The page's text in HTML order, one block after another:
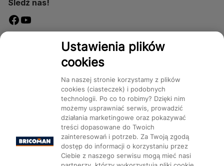
Śledź nas!
Dostępność
Kategorie Produkty Marki CMS
Ustawienia plików
cookies
Na naszej stronie korzystamy z plików
cookies (ciasteczek) i podobnych
technologii. Po co to robimy? Dzięki nim
możemy usprawniać serwis, prowadzić
działania marketingowe oraz pokazywać
treści dopasowane do Twoich
zainteresowań i potrzeb. Za Twoją zgodą
dostęp do informacji o korzystaniu przez
Ciebie z naszego serwisu mogą mieć nasi